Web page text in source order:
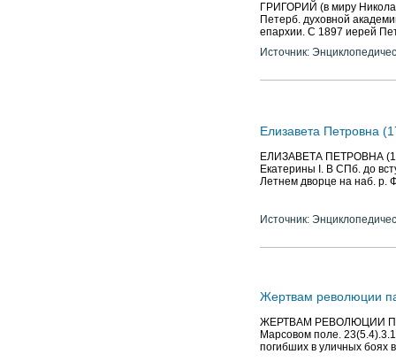
ГРИГОРИЙ (в миру
Петерб. духовной
епархии. С 1897 иерей
Источник:
Елизавета Петровна
ЕЛИЗАВЕТА ПЕТРОВНА
Екатерины I. В СПб. до
Летнем дворце на наб. р.
Источник:
Жертвам революции
ЖЕРТВАМ РЕВОЛЮЦИИ
Марсовом поле.
погибших в уличных боях